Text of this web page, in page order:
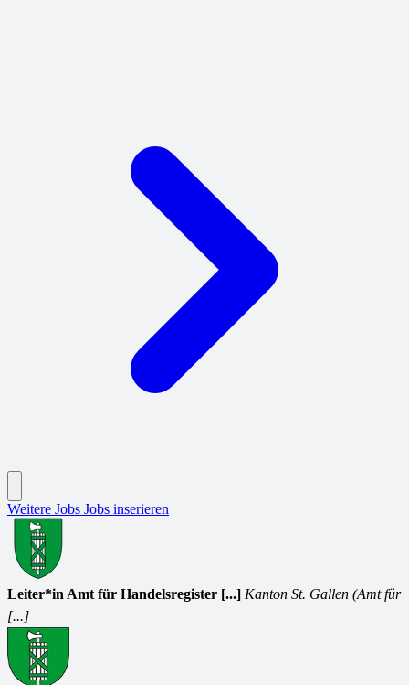
Weitere Jobs Jobs inserieren
Leiter*in Amt für Handelsregister [...] Kanton St. Gallen (Amt für
[...]